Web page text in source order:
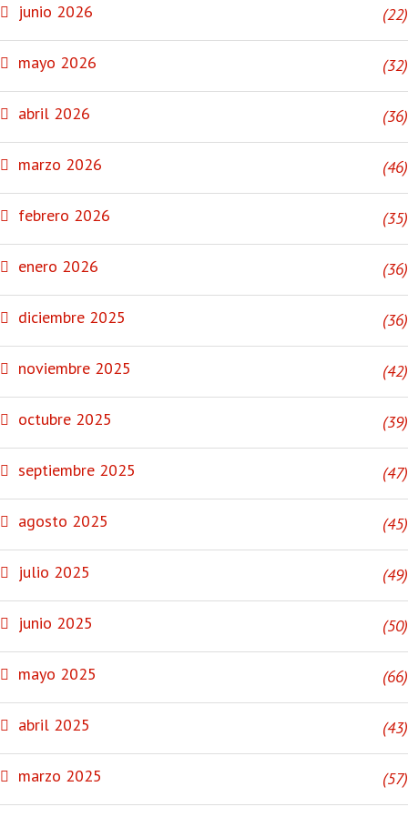
junio 2026 (22)
mayo 2026 (32)
abril 2026 (36)
marzo 2026 (46)
febrero 2026 (35)
enero 2026 (36)
diciembre 2025 (36)
noviembre 2025 (42)
octubre 2025 (39)
septiembre 2025 (47)
agosto 2025 (45)
julio 2025 (49)
junio 2025 (50)
mayo 2025 (66)
abril 2025 (43)
marzo 2025 (57)